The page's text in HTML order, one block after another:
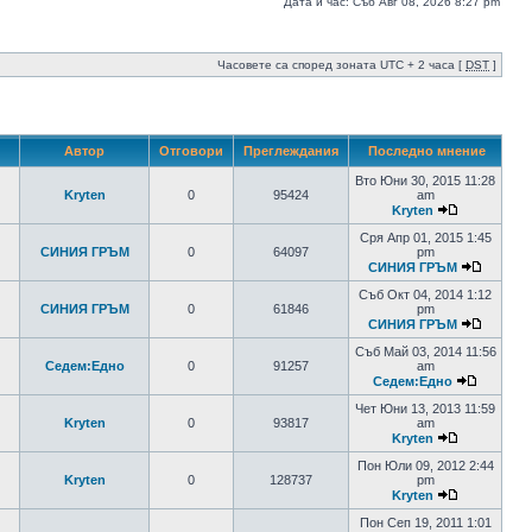
Часовете са според зоната UTC + 2 часа [ DST ]
Автор Отговори Преглеждания Последно мнение
Kryten 0 95424
Вто Юни 30, 2015 11:28
am
Kryten
СИНИЯ ГРЪМ 0 64097
Сря Апр 01, 2015 1:45
pm
СИНИЯ ГРЪМ
СИНИЯ ГРЪМ 0 61846
Съб Окт 04, 2014 1:12
pm
СИНИЯ ГРЪМ
Седем:Едно 0 91257
Съб Май 03, 2014 11:56
am
Седем:Едно
Kryten 0 93817
Чет Юни 13, 2013 11:59
am
Kryten
Kryten 0 128737
Пон Юли 09, 2012 2:44
pm
Kryten
Пон Сеп 19, 2011 1:01